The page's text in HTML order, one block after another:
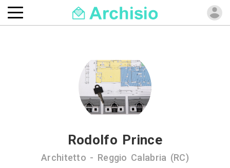
Rodolfo Prince
Architetto - Reggio Calabria (RC)